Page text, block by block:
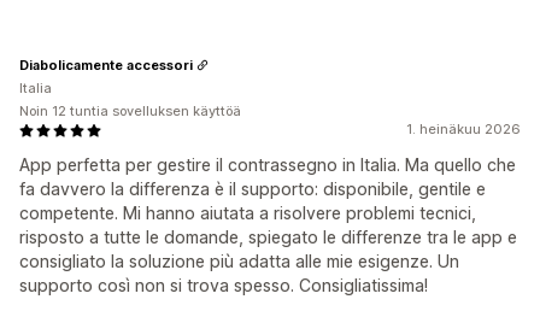
1. heinäkuu 2026
App perfetta per gestire il contrassegno in Italia. Ma quello che
fa davvero la differenza è il supporto: disponibile, gentile e
competente. Mi hanno aiutata a risolvere problemi tecnici,
risposto a tutte le domande, spiegato le differenze tra le app e
consigliato la soluzione più adatta alle mie esigenze. Un
supporto così non si trova spesso. Consigliatissima!
Diabolicamente accessori
Italia
Noin 12 tuntia sovelluksen käyttöä